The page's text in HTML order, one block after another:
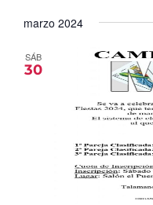
marzo 2024
SÁB
30